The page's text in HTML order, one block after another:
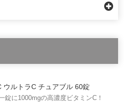
ウルトラC チュアブル 60錠
錠に1000mgの高濃度ビタミンC！